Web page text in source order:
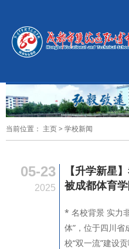
当前位置： 主页> 学校新闻
05-23
2025
【升学新星
被成都体育
* 名校背景 实力
体”，位于四川
校“双一流”建设